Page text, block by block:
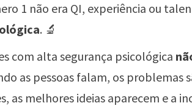
1 não era QI, experiência ou
. 🔬
com alta segurança psicológica
as pessoas falam, os problemas
as melhores ideias aparecem e a